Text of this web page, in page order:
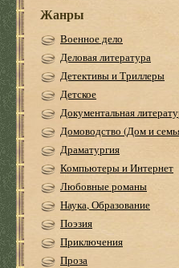
Жанры
Военное дело
Деловая литература
Детективы и Триллеры
Детское
Документальная
Домоводство (Дом и
Драматургия
Компьютеры и Интернет
Любовные романы
Наука, Образование
Поэзия
Приключения
Проза